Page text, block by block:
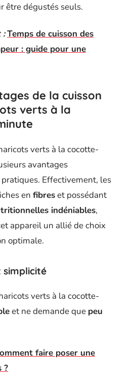
être dégustés seuls.
:Temps de cuisson des
: guide pour une
de la cuisson
verts à la
verts à la cocotte-
avantages
Effectivement, les
en fibreset possédant
indéniables,
appareil un allié de choix
optimale.
simplicité
verts à la cocotte-
et ne demande que peu
faire poser une
?